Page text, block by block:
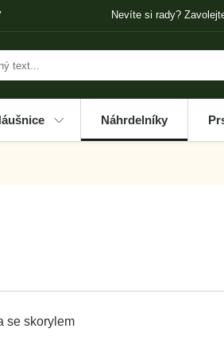
Nevíte si rady?
Náhrdelníky